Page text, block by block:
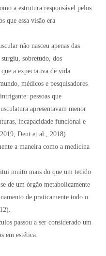
a estrutura responsável pelos
que essa visão era
não nasceu apenas das
surgiu, sobretudo, dos
a expectativa de vida
médicos e pesquisadores
pessoas que
apresentavam menor
incapacidade funcional e
Dent et al., 2018).
a maneira como a medicina
muito mais do que um tecido
de um órgão metabolicamente
de praticamente todo o
passou a ser considerado um
em estética.